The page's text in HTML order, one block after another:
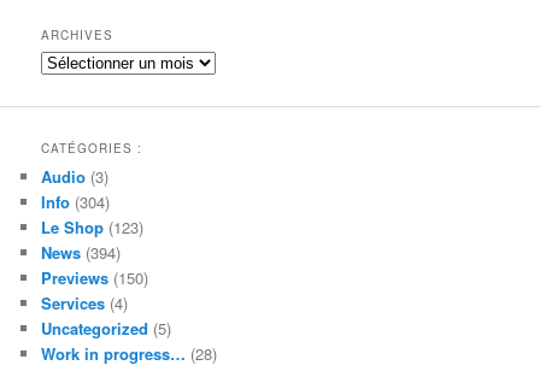
h
e
ARCHIVES
Archives
CATÉGORIES :
Audio (3)
Info (304)
Le Shop (123)
News (394)
Previews (150)
Services (4)
Uncategorized (5)
Work in progress… (28)